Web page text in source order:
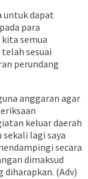
untuk dapat
para
semua
sesuai
perundang
anggaran agar
keluar daerah
lagi saya
secara
dimaksud
diharapkan. (Adv)